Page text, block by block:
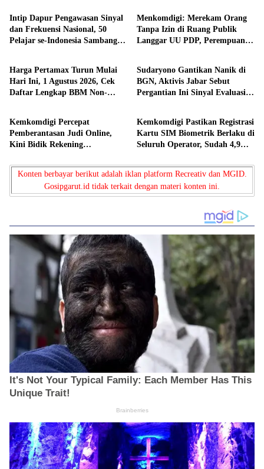
Intip Dapur Pengawasan Sinyal
dan Frekuensi Nasional, 50
Pelajar se-Indonesia Sambangi
Menkomdigi: Merekam Orang
Tanpa Izin di Ruang Publik
Langgar UU PDP, Perempuan
Nasional
Harga Pertamax Turun Mulai
Hari Ini, 1 Agustus 2026, Cek
Daftar Lengkap BBM Non-
Nasional
Sudaryono Gantikan Nanik di
BGN, Aktivis Jabar Sebut
Pergantian Ini Sinyal Evaluasi
Nasional
Kemkomdigi Percepat
Pemberantasan Judi Online,
Kini Bidik Rekening
Nasional
Kemkomdigi Pastikan Registrasi
Kartu SIM Biometrik Berlaku di
Seluruh Operator, Sudah 4,9
Konten berbayar berikut adalah iklan platform Recreativ dan MGID.
Gosipgarut.id tidak terkait dengan materi konten ini.